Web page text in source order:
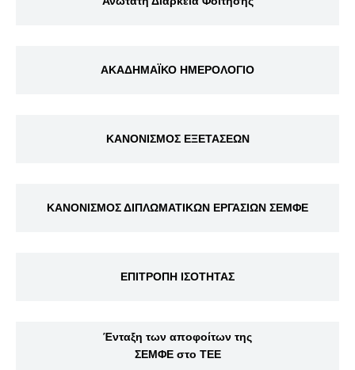
ΑΚΑΔΗΜΑΪΚΟ ΗΜΕΡΟΛΟΓΙΟ
ΚΑΝΟΝΙΣΜΟΣ ΕΞΕΤΑΣΕΩΝ
ΚΑΝΟΝΙΣΜΟΣ ΔΙΠΛΩΜΑΤΙΚΩΝ ΕΡΓΑΣΙΩΝ ΣΕΜΦΕ
ΕΠΙΤΡΟΠΗ ΙΣΟΤΗΤΑΣ
Ένταξη των αποφοίτων της
ΣΕΜΦΕ στο ΤΕΕ